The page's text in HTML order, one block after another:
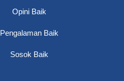
Opini Baik
Pengalaman Baik
Sosok Baik